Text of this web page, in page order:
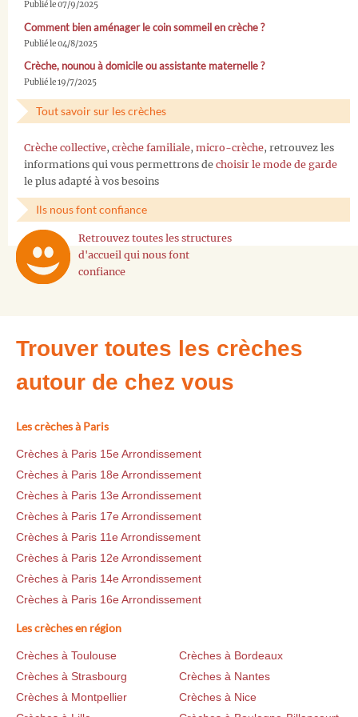
Publié le 07/9/2025
Comment bien aménager le coin sommeil en crèche ?
Publié le 04/8/2025
Crèche, nounou à domicile ou assistante maternelle ?
Publié le 19/7/2025
Tout savoir sur les crèches
Crèche collective, crèche familiale, micro-crèche, retrouvez les
informations qui vous permettrons de choisir le mode de garde
le plus adapté à vos besoins
Ils nous font confiance
Retrouvez toutes les structures
d'accueil qui nous font
confiance
Trouver toutes les crèches
autour de chez vous
Les crèches à Paris
Crèches à Paris 15e Arrondissement
Crèches à Paris 18e Arrondissement
Crèches à Paris 13e Arrondissement
Crèches à Paris 17e Arrondissement
Crèches à Paris 11e Arrondissement
Crèches à Paris 12e Arrondissement
Crèches à Paris 14e Arrondissement
Crèches à Paris 16e Arrondissement
Les crèches en région
Crèches à Toulouse
Crèches à Bordeaux
Crèches à Strasbourg
Crèches à Nantes
Crèches à Montpellier
Crèches à Nice